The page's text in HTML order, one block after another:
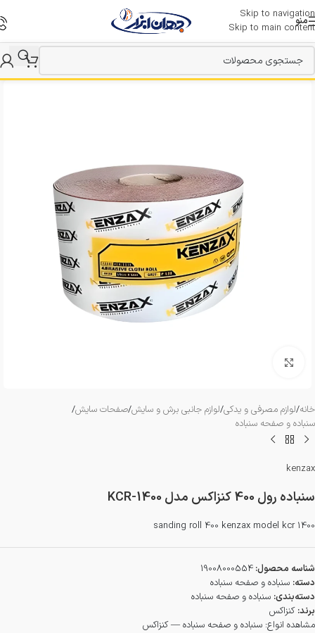
Skip to navigation
Skip to main content
منو
خانه/لوازم مصرفی و یدکی/لوازم جانبی برش و سایش/صفحات سایش/
سنباده و صفحه سنباده
kenzax
سنباده رول 400 کنزاکس مدل KCR-1400
sanding roll 400 kenzax model kcr 1400
شناسه محصول: 19008000554
دسته: سنباده و صفحه سنباده
دسته‌بندی: سنباده و صفحه سنباده
برند: کنزاکس
مشاهده انواع: سنباده و صفحه سنباده — کنزاکس